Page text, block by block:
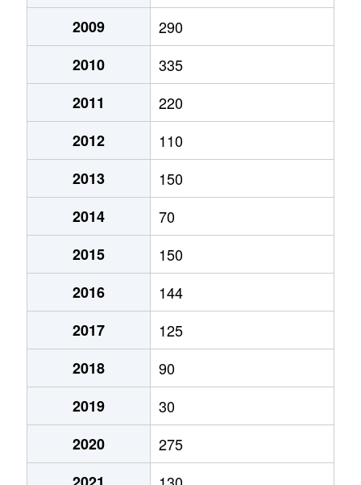
2009
290
2010
335
2011
220
2012
110
2013
150
2014
70
2015
150
2016
144
2017
125
2018
90
2019
30
2020
275